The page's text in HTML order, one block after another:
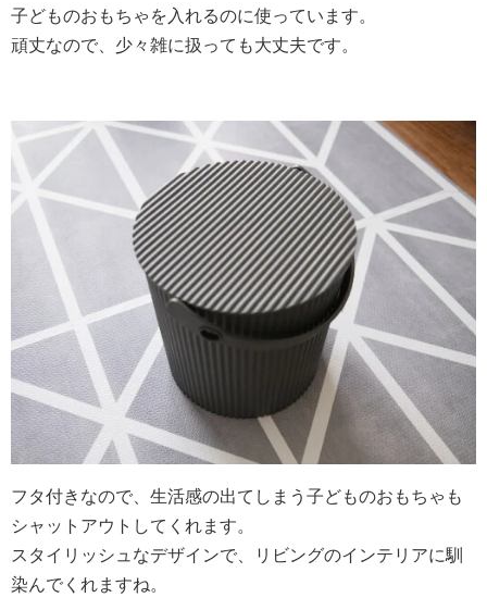
子どものおもちゃを入れるのに使っています。
頑丈なので、少々雑に扱っても大丈夫です。
フタ付きなので、生活感の出てしまう子どものおもちゃも
シャットアウトしてくれます。
スタイリッシュなデザインで、リビングのインテリアに馴
染んでくれますね。